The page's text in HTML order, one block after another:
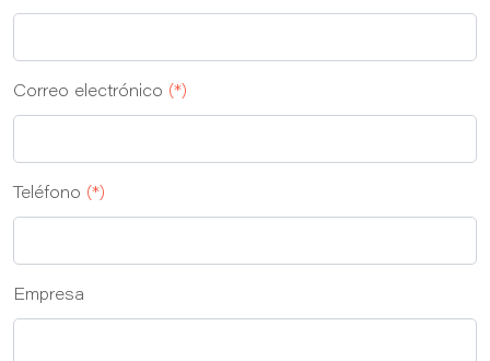
Correo electrónico (*)
Teléfono (*)
Empresa